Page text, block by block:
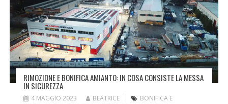
RIMOZIONE E BONIFICA AMIANTO: IN COSA CONSISTE LA MESSA
IN SICUREZZA
4 MAGGIO 2023 BEATRICE
BONIFICA E